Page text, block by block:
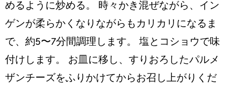
めるように炒める。 時々かき混ぜながら、イン
ゲンが柔らかくなりながらもカリカリになるま
で、約5〜7分間調理します。 塩とコショウで味
付けします。 お皿に移し、すりおろしたパルメ
ザンチーズをふりかけてからお召し上がりくだ